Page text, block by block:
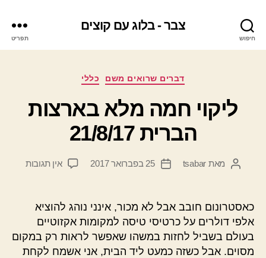
חיפוש
צבר - בלוג עם קוצים
תפריט
קטגוריות
דברים שרואים משם כללי
ליקוי חמה מלא בארצות
הברית 21/8/17
המחבר
מאת tsabar
תאריך
25 בפברואר 2017 אין תגובותעל
8/17
כאסטרונום חובב אבל לא מכור, אינני נוהג להוציא
אלפי דולרים על כרטיסי טיסה למקומות אקזוטיים
בעולם בשביל לחזות במשהו שאפשר לראות רק במקום
מסוים. אבל כשזה כמעט ליד הבית, אני אשמח לקחת